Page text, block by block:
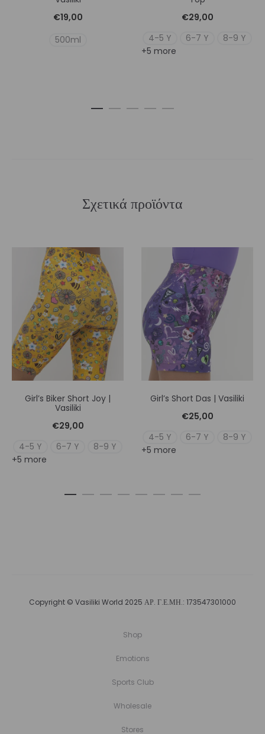
€19,00
500ml
€29,00
4-5 Y
6-7 Y
8-9 Y
+5 more
Σχετικά προϊόντα
Girl’s Biker Short Joy |
Vasiliki
€29,00
4-5 Y
6-7 Y
8-9 Y
+5 more
Girl’s Short Das | Vasiliki
€25,00
4-5 Y
6-7 Y
8-9 Y
+5 more
Copyright © Vasiliki World 2025 ΑΡ. Γ.Ε.ΜΗ.: 173547301000
Shop
Emotions
Sports Club
Wholesale
Stores